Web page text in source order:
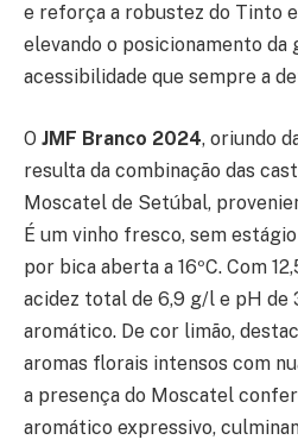
e reforça a robustez do Tinto
elevando o posicionamento da
acessibilidade que sempre a
O JMF Branco 2024, oriundo
resulta da combinação das
Moscatel de Setúbal,
É um vinho fresco, sem
por bica aberta a 16ºC. Com
acidez total de 6,9 g/l e pH de
aromático. De cor limão,
aromas florais intensos com
a presença do Moscatel
aromático expressivo,